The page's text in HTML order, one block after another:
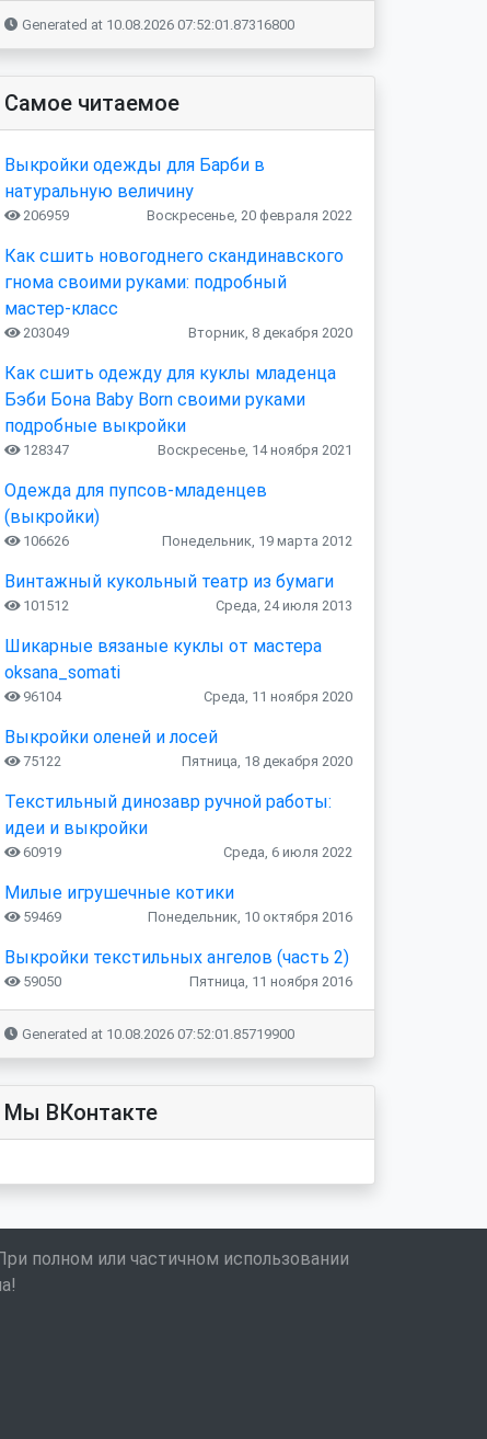
Generated at 10.08.2026 07:52:01.87316800
Самое читаемое
Выкройки одежды для Барби в
натуральную величину
206959 Воскресенье, 20 февраля 2022
Как сшить новогоднего скандинавского
гнома своими руками: подробный
мастер-класс
203049 Вторник, 8 декабря 2020
Как сшить одежду для куклы младенца
Бэби Бона Baby Born своими руками
подробные выкройки
128347 Воскресенье, 14 ноября 2021
Одежда для пупсов-младенцев
(выкройки)
106626 Понедельник, 19 марта 2012
Винтажный кукольный театр из бумаги
101512 Среда, 24 июля 2013
Шикарные вязаные куклы от мастера
oksana_somati
96104 Среда, 11 ноября 2020
Выкройки оленей и лосей
75122 Пятница, 18 декабря 2020
Текстильный динозавр ручной работы:
идеи и выкройки
60919 Среда, 6 июля 2022
Милые игрушечные котики
59469 Понедельник, 10 октября 2016
Выкройки текстильных ангелов (часть 2)
59050 Пятница, 11 ноября 2016
Generated at 10.08.2026 07:52:01.85719900
Мы ВКонтакте
полном или частичном использовании